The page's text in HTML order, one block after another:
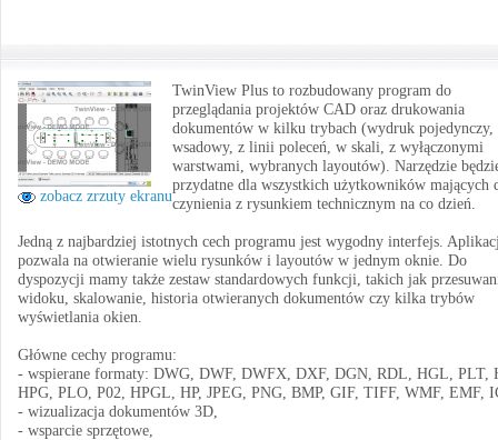
zobacz zrzuty ekranu
TwinView Plus to rozbudowany program do
przeglądania projektów CAD oraz drukowania
dokumentów w kilku trybach (wydruk pojedynczy,
wsadowy, z linii poleceń, w skali, z wyłączonymi
warstwami, wybranych layoutów). Narzędzie
przydatne dla wszystkich użytkowników mających
czynienia z rysunkiem technicznym na co dzień.
Jedną z najbardziej istotnych cech programu jest wygodny interfejs.
pozwala na otwieranie wielu rysunków i layoutów w jednym oknie. Do
dyspozycji mamy także zestaw standardowych funkcji, takich jak
widoku, skalowanie, historia otwieranych dokumentów czy kilka trybów
wyświetlania okien.
Główne cechy programu:
- wspierane formaty: DWG, DWF, DWFX, DXF, DGN, RDL, HGL, PLT,
HPG, PLO, P02, HPGL, HP, JPEG, PNG, BMP, GIF, TIFF, WMF, EMF,
- wizualizacja dokumentów 3D,
- wsparcie sprzętowe,